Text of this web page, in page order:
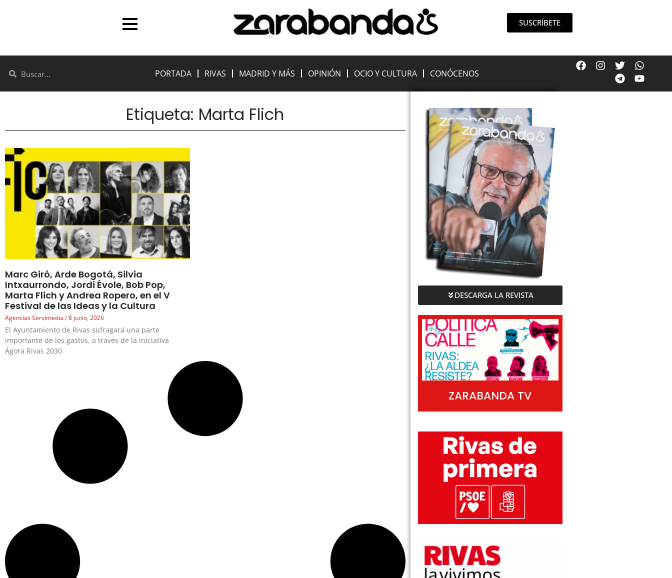
SUSCRÍBETE
PORTADA RIVAS MADRID Y MÁS OPINIÓN OCIO Y CULTURA CONÓCENOS
Etiqueta: Marta Flich
Marc Giró, Arde Bogotá, Silvia
Intxaurrondo, Jordi Évole, Bob Pop,
Marta Flich y Andrea Ropero, en el V
Festival de las Ideas y la Cultura
Agencias Servimedia 8 junio, 2026
El Ayuntamiento de Rivas sufragará una parte
importante de los gastos, a través de la iniciativa
Ágora Rivas 2030
DESCARGA LA REVISTA
ZARABANDA TV